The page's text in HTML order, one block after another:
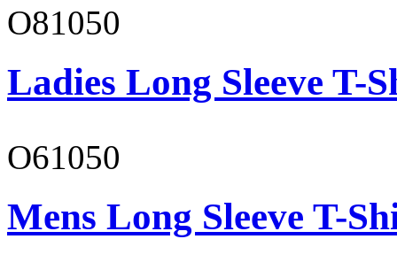
O81050
Ladies Long Sleeve T-
O61050
Mens Long Sleeve T-